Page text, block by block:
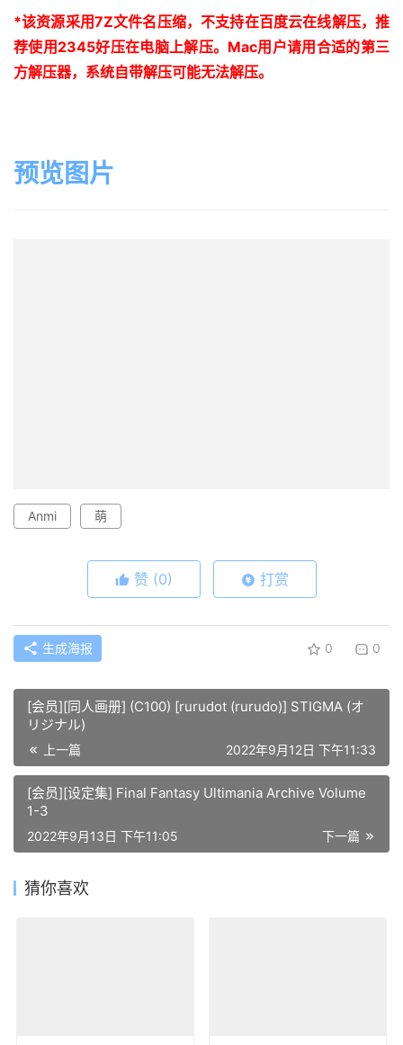
*该资源采用7Z文件名压缩，不支持在百度云在线解压，推
荐使用2345好压在电脑上解压。 Mac用户请用合适的第三
方解压器，系统自带解压可能无法解压。
预览图片
Anmi 萌
赞 (0) 打赏
生成海报 0 0
[会员][同人画册] (C100) [rurudot (rurudo)] STIGMA (オ
リジナル)
上一篇 2022年9月12日 下午11:33
[会员][设定集] Final Fantasy Ultimania Archive Volume
1-3
下一篇
2022年9月13日 下午11:05
猜你喜欢